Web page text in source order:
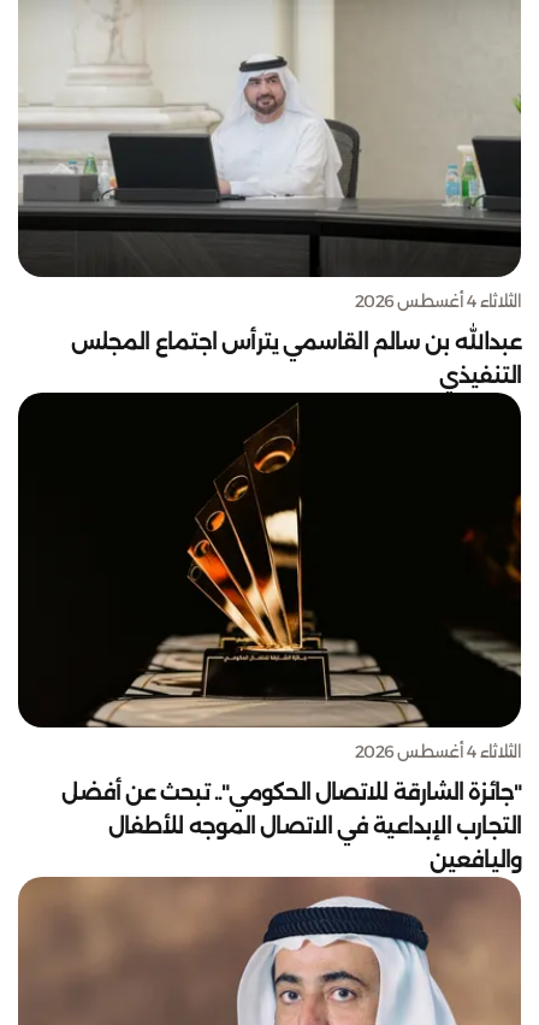
الثلاثاء 4 أغسطس 2026
عبدالله بن سالم القاسمي يترأس اجتماع المجلس
التنفيذي
الثلاثاء 4 أغسطس 2026
"جائزة الشارقة للاتصال الحكومي".. تبحث عن أفضل
التجارب الإبداعية في الاتصال الموجه للأطفال
واليافعين